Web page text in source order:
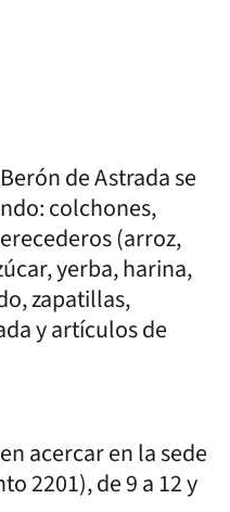
de Astrada se
colchones,
(arroz,
yerba, harina,
zapatillas,
y artículos de
acercar en la sede
2201), de 9 a 12 y